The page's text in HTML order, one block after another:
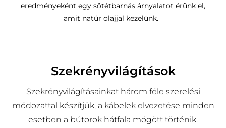
eredményeként egy sötétbarnás árnyalatot érünk el,
amit natúr olajjal kezelünk.
Szekrényvilágítások
Szekrényvilágításainkat három féle szerelési
módozattal készítjük, a kábelek elvezetése minden
esetben a bútorok hátfala mögött történik.